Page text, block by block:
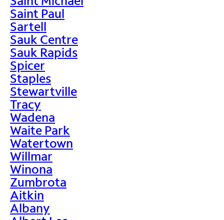
Saint Paul
Sartell
Sauk Centre
Sauk Rapids
Spicer
Staples
Stewartville
Tracy
Wadena
Waite Park
Watertown
Willmar
Winona
Zumbrota
Aitkin
Albany